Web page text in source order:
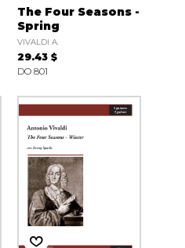
The Four Seasons -
Spring
VIVALDI A.
29.43 $
DO 801